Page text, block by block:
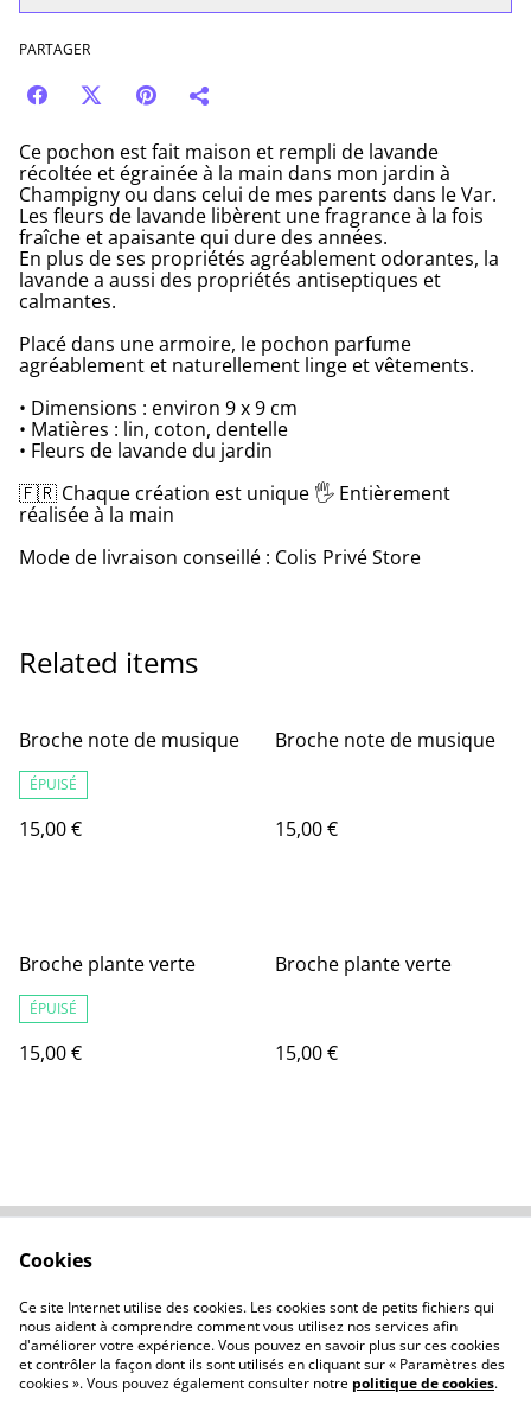
PARTAGER
Ce pochon est fait maison et rempli de lavande
récoltée et égrainée à la main dans mon jardin à
Champigny ou dans celui de mes parents dans le Var.
Les fleurs de lavande libèrent une fragrance à la fois
fraîche et apaisante qui dure des années.
En plus de ses propriétés agréablement odorantes, la
lavande a aussi des propriétés antiseptiques et
calmantes.
Placé dans une armoire, le pochon parfume
agréablement et naturellement linge et vêtements.
• Dimensions : environ 9 x 9 cm
• Matières : lin, coton, dentelle
• Fleurs de lavande du jardin
🇫🇷 Chaque création est unique 🖐 Entièrement
réalisée à la main
Mode de livraison conseillé : Colis Privé Store
Related items
Broche note de musique
ÉPUISÉ
15,00 €
Broche note de musique
15,00 €
Broche plante verte
ÉPUISÉ
15,00 €
Broche plante verte
15,00 €
Politique de
confidentialité
À propos des cookies
Cookies
Ce site Internet utilise des cookies. Les cookies sont de petits fichiers qui
nous aident à comprendre comment vous utilisez nos services afin
d'améliorer votre expérience. Vous pouvez en savoir plus sur ces cookies
et contrôler la façon dont ils sont utilisés en cliquant sur « Paramètres des
cookies ». Vous pouvez également consulter notre politique de cookies.